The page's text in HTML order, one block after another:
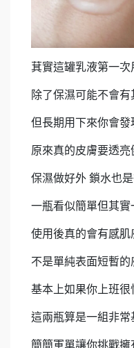
萁實這罐乳液第一
除了保濕可能不會有
但長期用下來你會發
原來真的皮膚要透亮
保濕做好外 鎖水也
一瓶看似簡單但其
使用後真的會有感
不是單純表面短暫
基本上如果你上班
這兩瓶算是一組非常
簡簡軍單讓你挑戰